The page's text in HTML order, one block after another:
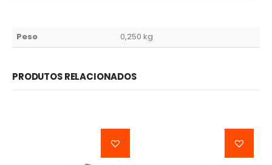
Peso 0,250 kg
PRODUTOS RELACIONADOS